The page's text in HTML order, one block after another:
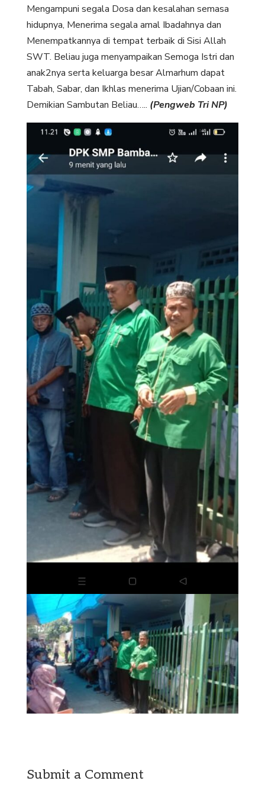
Mengampuni segala Dosa dan kesalahan semasa
hidupnya, Menerima segala amal Ibadahnya dan
Menempatkannya di tempat terbaik di Sisi Allah
SWT. Beliau juga menyampaikan Semoga Istri dan
anak2nya serta keluarga besar Almarhum dapat
Tabah, Sabar, dan Ikhlas menerima Ujian/Cobaan ini.
Demikian Sambutan Beliau….. (Pengweb Tri NP)
Submit a Comment